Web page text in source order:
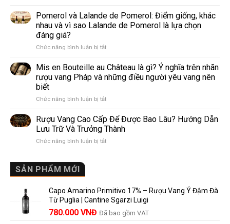
vang
phổ
thế
Và
Sparkling
Wine
Nhau
Thế
Nào?
So
Dễ
Hiểu
Người
Pomerol và Lalande de Pomerol: Điểm giống, khác
nhau và vì sao Lalande de Pomerol là lựa chọn
đáng giá?
Chức năng bình luận bị tắtở
và
Lalande
de
Điểm
khác
nhau
vì
lựa
chọn
đáng
Mis en Bouteille au Château là gì? Ý nghĩa trên nhãn
rượu vang Pháp và những điều người yêu vang nên
biết
Chức năng bình luận bị tắtở
en
Bouteille
au
Château
nhãn
rượu
vang
Rượu Vang Cao Cấp Để Được Bao Lâu? Hướng Dẫn
Lưu Trữ Và Trưởng Thành
Chức năng bình luận bị tắtở
Được
Bao
Lâu?
SẢN PHẨM MỚI
Capo Amarino Primitivo 17% – Rượu Vang Ý Đậm Đà
Từ Puglia | Cantine Sgarzi Luigi
Giá
780.000 VNĐ Giá
Đã bao gồm VAT